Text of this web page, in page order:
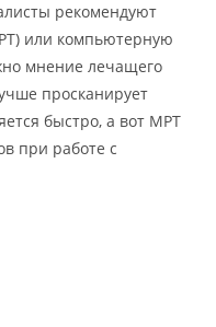
рекомендуют
или компьютерную
мнение лечащего
просканирует
быстро, а вот МРТ
при работе с